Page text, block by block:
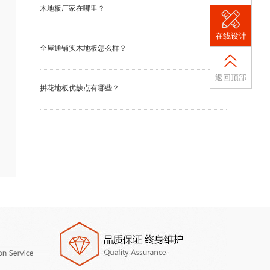
在线设计
返回顶部
木地板厂家在哪里？
全屋通铺实木地板怎么样？
拼花地板优缺点有哪些？